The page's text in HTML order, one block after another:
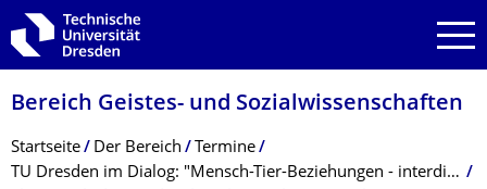
Zur Hauptnavigation springen
Zur Suche springen
Zum Inhalt springen
Bereich Geistes- und Sozialwissenschaf­ten
Breadcrumb-Menü
Startseite Der Bereich
Termine
TU Dresden im Dialog: "Mensch-Tier-Beziehungen - interdisziplinäre Perspektiven"